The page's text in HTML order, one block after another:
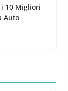
read
read